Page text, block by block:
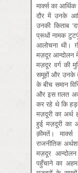
मार्क्स का
दौर में उनके
उनकी किताब
प्रूधों नामक
आलोचना थी।
मज़दूर आन्दोलन
मज़दूर वर्ग की
समूहों और उनके
के बीच समान
और इस ग़लत
कर रहे थे कि
मज़दूरी का अर्थ
हुई मज़दूरी का
क़ीमतें।
राजनीतिक
मज़दूर
पहुँचाने का